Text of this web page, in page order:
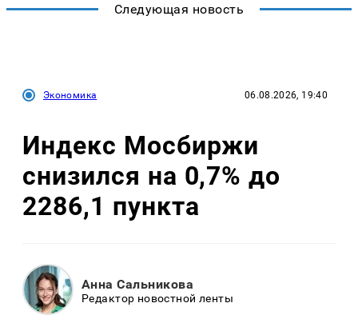
Следующая новость
Экономика 06.08.2026, 19:40
Индекс Мосбиржи
снизился на 0,7% до
2286,1 пункта
Анна Сальникова
Редактор новостной ленты